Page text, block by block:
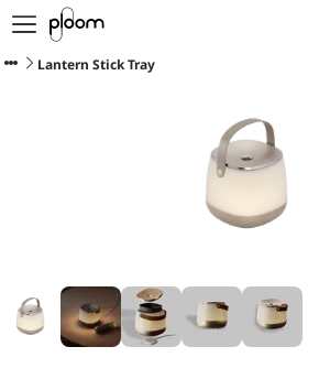
Über Ploom
ShopLantern Stick Tray